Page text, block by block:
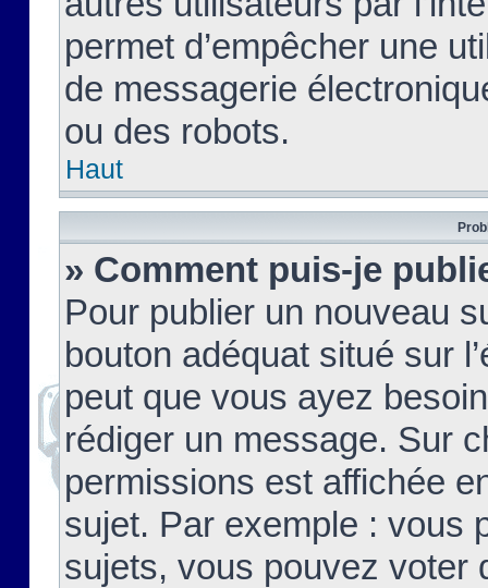
permet d’empêcher une
de messagerie
ou des robots.
Haut
» Comment puis-je
Pour publier un nouveau
bouton adéquat situé sur
peut que vous ayez
rédiger un message. Sur
permissions est affichée
sujet. Par exemple : vous
sujets, vous pouvez voter